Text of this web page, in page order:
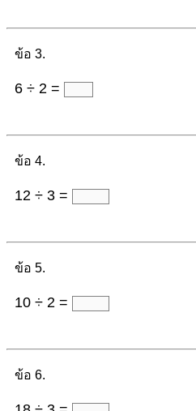
ข้อ 3.
6 ÷ 2 =
ข้อ 4.
12 ÷ 3 =
ข้อ 5.
10 ÷ 2 =
ข้อ 6.